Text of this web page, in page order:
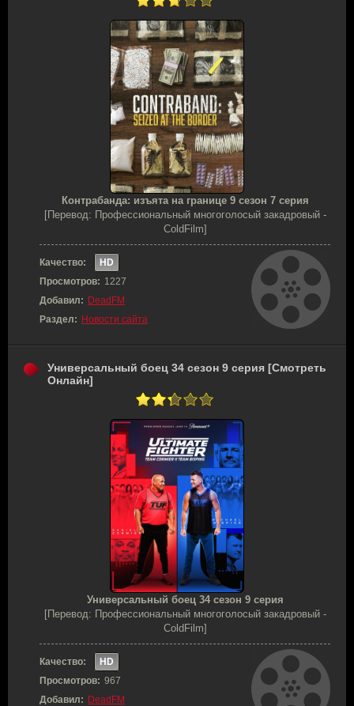
Контрабанда: изъята на границе 9 сезон 7 серия
[Перевод: Профессиональный многоголосый закадровый -
ColdFilm]
Качество:
HD
Просмотров: 1227
Добавил: DeadFM
Раздел: Новости сайта
Универсальный боец 34 сезон 9 серия [Смотреть
Онлайн]
Универсальный боец 34 сезон 9 серия
[Перевод: Профессиональный многоголосый закадровый -
ColdFilm]
Качество:
HD
Просмотров: 967
Добавил: DeadFM